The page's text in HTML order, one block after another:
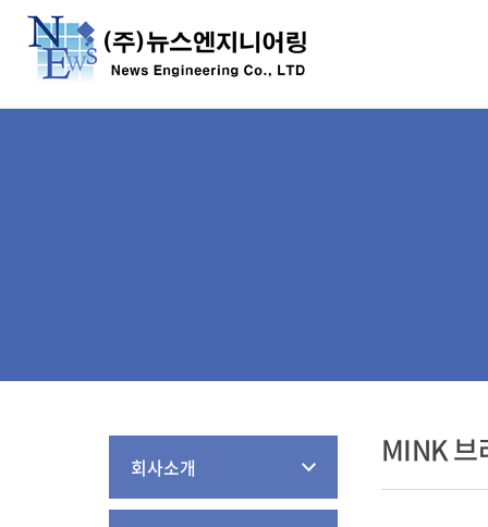
회사소개 MINK 브